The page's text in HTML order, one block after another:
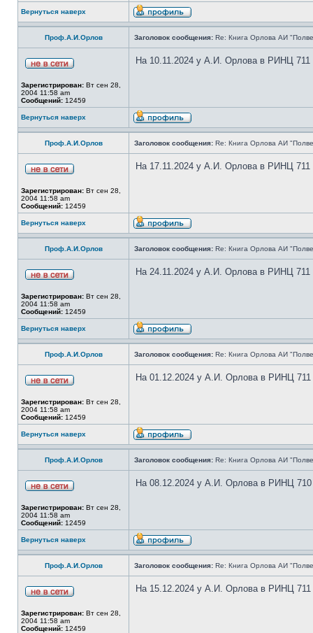
Вернуться наверх
Проф.А.И.Орлов Заголовок сообщения: Re: Книга Орлова АИ
Зарегистрирован: Вт сен 28,
2004 11:58 am
Сообщений: 12459
На 10.11.2024 у А.И. Орлова в РИНЦ 711
Вернуться наверх
Проф.А.И.Орлов Заголовок сообщения: Re: Книга Орлова АИ
Зарегистрирован: Вт сен 28,
2004 11:58 am
Сообщений: 12459
На 17.11.2024 у А.И. Орлова в РИНЦ 711
Вернуться наверх
Проф.А.И.Орлов Заголовок сообщения: Re: Книга Орлова АИ
Зарегистрирован: Вт сен 28,
2004 11:58 am
Сообщений: 12459
На 24.11.2024 у А.И. Орлова в РИНЦ 711
Вернуться наверх
Проф.А.И.Орлов Заголовок сообщения: Re: Книга Орлова АИ
Зарегистрирован: Вт сен 28,
2004 11:58 am
Сообщений: 12459
На 01.12.2024 у А.И. Орлова в РИНЦ 711
Вернуться наверх
Проф.А.И.Орлов Заголовок сообщения: Re: Книга Орлова АИ
Зарегистрирован: Вт сен 28,
2004 11:58 am
Сообщений: 12459
На 08.12.2024 у А.И. Орлова в РИНЦ 710
Вернуться наверх
Проф.А.И.Орлов Заголовок сообщения: Re: Книга Орлова АИ
Зарегистрирован: Вт сен 28,
2004 11:58 am
Сообщений: 12459
На 15.12.2024 у А.И. Орлова в РИНЦ 711